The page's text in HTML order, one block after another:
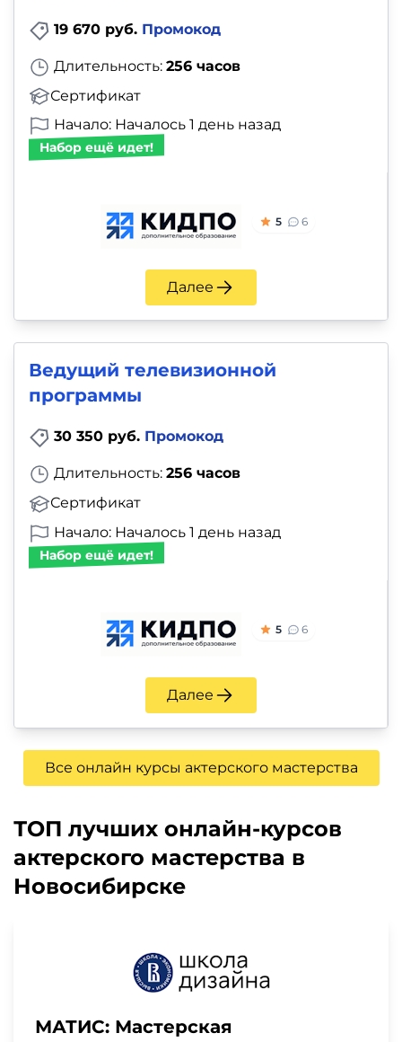
19 670 руб. Промокод
Длительность: 256 часов
Сертификат
Начало: Началось 1 день назад
Набор ещё идет!
5 6
Далее
Ведущий телевизионной
программы
30 350 руб. Промокод
Длительность: 256 часов
Сертификат
Начало: Началось 1 день назад
Набор ещё идет!
5 6
Далее
Все онлайн курсы актерского мастерства
ТОП лучших онлайн-курсов
актерского мастерства в
Новосибирске
МАТИС: Мастерская